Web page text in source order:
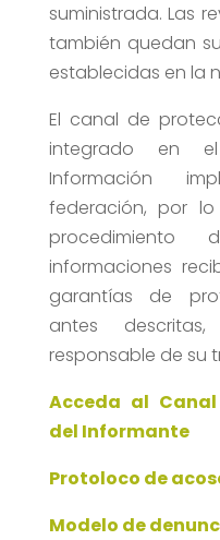
suministrada. Las
también quedan
establecidas en la
El canal de
integrado en
Información
federación, por
informaciones
garantías de
antes
responsable de su
Acceda al
del Informante
Protoloco de
Modelo de